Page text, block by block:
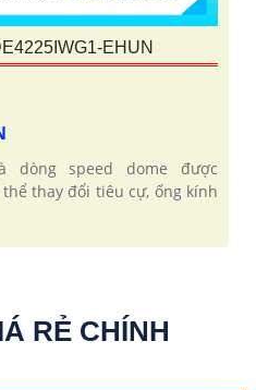
EHUN
là dòng speed dome được
thay đổi tiêu cự, ống kính
RẺ CHÍNH